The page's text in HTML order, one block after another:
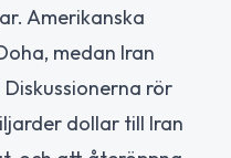
Amerikanska
medan Iran
rör
dollar till Iran